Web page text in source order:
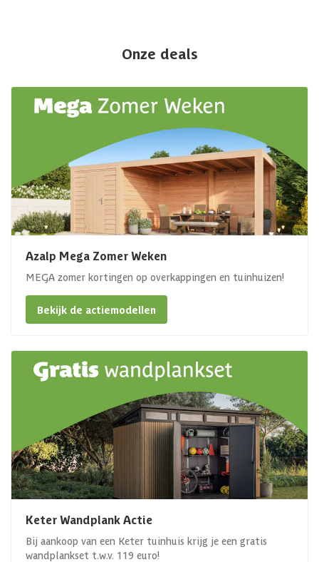
Onze deals
Azalp Mega Zomer Weken
MEGA zomer kortingen op overkappingen en tuinhuizen!
Bekijk de actiemodellen
Keter Wandplank Actie
Bij aankoop van een Keter tuinhuis krijg je een gratis
wandplankset t.w.v. 119 euro!